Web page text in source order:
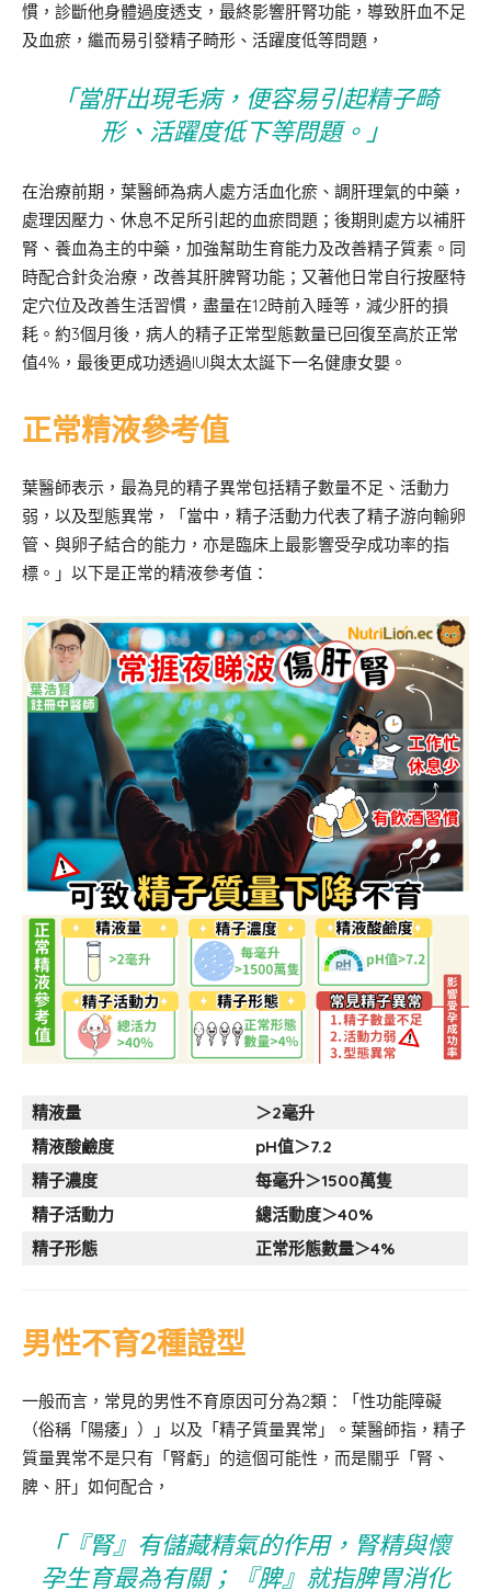
慣，診斷他身體過度透支，最終影響肝腎功能，導致肝血不足
及血瘀，繼而易引發精子畸形、活躍度低等問題，
「當肝出現毛病，便容易引起精子畸
形、活躍度低下等問題。」
在治療前期，葉醫師為病人處方活血化瘀、調肝理氣的中藥，
處理因壓力、休息不足所引起的血瘀問題；後期則處方以補肝
腎、養血為主的中藥，加強幫助生育能力及改善精子質素。同
時配合針灸治療，改善其肝脾腎功能；又著他日常自行按壓特
定穴位及改善生活習慣，盡量在12時前入睡等，減少肝的損
耗。約3個月後，病人的精子正常型態數量已回復至高於正常
值4%，最後更成功透過IUI與太太誕下一名健康女嬰。
正常精液參考值
葉醫師表示，最為見的精子異常包括精子數量不足、活動力
弱，以及型態異常，「當中，精子活動力代表了精子游向輸卵
管、與卵子結合的能力，亦是臨床上最影響受孕成功率的指
標。」以下是正常的精液參考值：
精液量
＞2毫升
精液酸鹼度
pH值＞7.2
精子濃度
每毫升＞1500萬隻
精子活動力
總活動度＞40%
精子形態
正常形態數量＞4%
男性不育2種證型
一般而言，常見的男性不育原因可分為2類：「性功能障礙
（俗稱「陽痿」）」以及「精子質量異常」。葉醫師指，精子
質量異常不是只有「腎虧」的這個可能性，而是關乎「腎、
脾、肝」如何配合，
「『腎』有儲藏精氣的作用，腎精與懷
孕生育最為有關；『脾』就指脾胃消化